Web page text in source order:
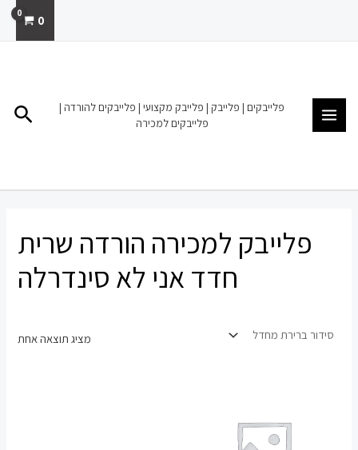
0
פלייבקים | פלייבק | פלייבק מקצועי | פלייבקים להורדה |
פלייבקים למכירה
פלייבק למכירה הורדה שרית
חדד אני לא סינדרלה
מציג תוצאה אחת